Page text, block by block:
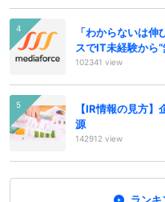
「わからないは
スでIT未経験から
102341 view
【IR情報の見方
源
142912 view
ランキ